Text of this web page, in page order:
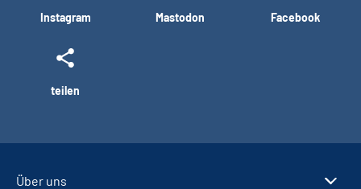
Instagram Mastodon Facebook
teilen
Über uns